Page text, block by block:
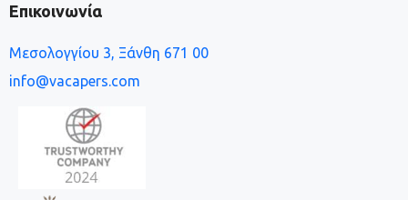
Επικοινωνία
Μεσολογγίου 3, Ξάνθη 671 00
info@vacapers.com